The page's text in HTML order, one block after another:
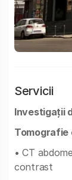
Servicii
Investigații
Tomografie
• CT
contrast